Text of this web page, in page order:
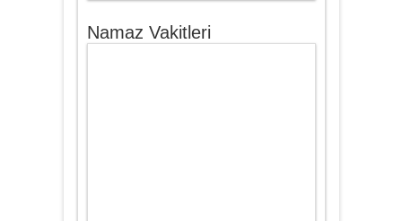
Namaz Vakitleri